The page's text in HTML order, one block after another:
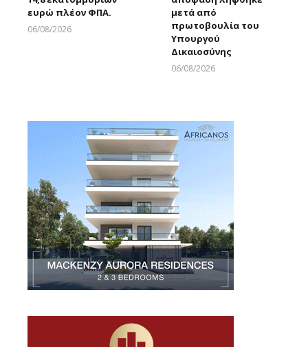
ευρώ πλέον ΦΠΑ.
06/08/2026
μετά από
πρωτοβουλία του
Υπουργού
Δικαιοσύνης
06/08/2026